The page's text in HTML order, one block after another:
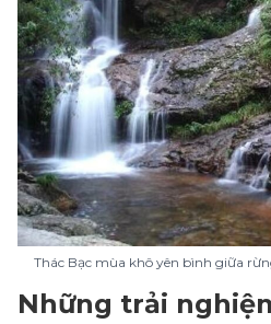
Thác Bạc mùa khô yên bình giữa
Những trải